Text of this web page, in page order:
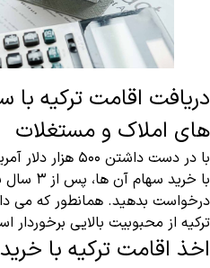
دریافت اقامت ترکیه با
های املاک و مستغلات
با در دست داشتن
با خرید
درخواست بدهید. همانطور که می
ترکیه از محبوبیت بالایی برخوردار
اخذ اقامت ترکیه با